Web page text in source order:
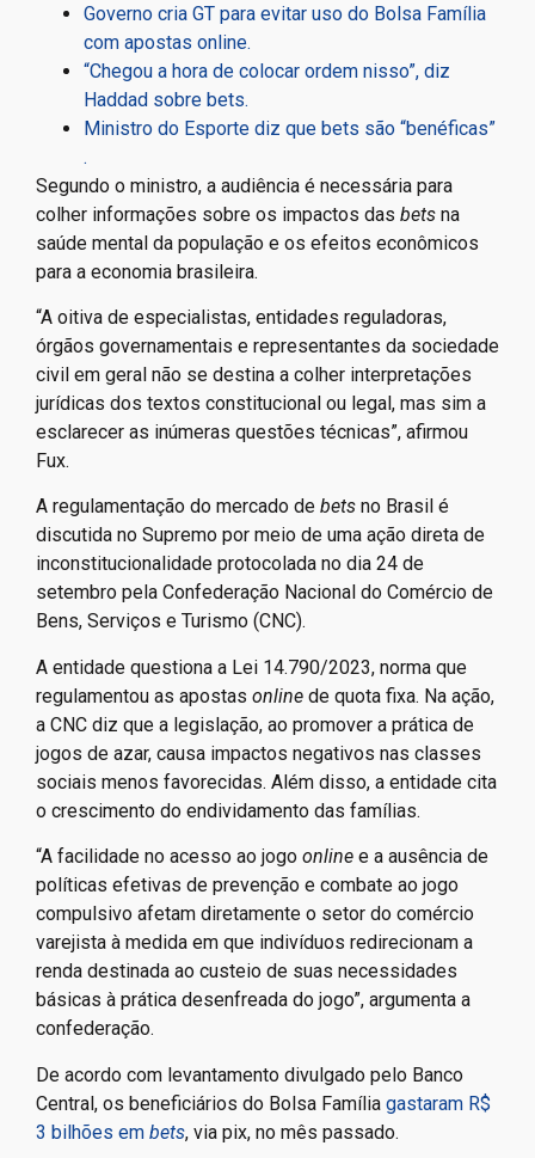
Governo cria GT para evitar uso do Bolsa Família
com apostas online.
“Chegou a hora de colocar ordem nisso”, diz
Haddad sobre bets.
Ministro do Esporte diz que bets são “benéficas”
.
Segundo o ministro, a audiência é necessária para
colher informações sobre os impactos das bets na
saúde mental da população e os efeitos econômicos
para a economia brasileira.
“A oitiva de especialistas, entidades reguladoras,
órgãos governamentais e representantes da sociedade
civil em geral não se destina a colher interpretações
jurídicas dos textos constitucional ou legal, mas sim a
esclarecer as inúmeras questões técnicas”, afirmou
Fux.
A regulamentação do mercado de bets no Brasil é
discutida no Supremo por meio de uma ação direta de
inconstitucionalidade protocolada no dia 24 de
setembro pela Confederação Nacional do Comércio de
Bens, Serviços e Turismo (CNC).
A entidade questiona a Lei 14.790/2023, norma que
regulamentou as apostas online de quota fixa. Na ação,
a CNC diz que a legislação, ao promover a prática de
jogos de azar, causa impactos negativos nas classes
sociais menos favorecidas. Além disso, a entidade cita
o crescimento do endividamento das famílias.
“A facilidade no acesso ao jogo online e a ausência de
políticas efetivas de prevenção e combate ao jogo
compulsivo afetam diretamente o setor do comércio
varejista à medida em que indivíduos redirecionam a
renda destinada ao custeio de suas necessidades
básicas à prática desenfreada do jogo”, argumenta a
confederação.
De acordo com levantamento divulgado pelo Banco
Central, os beneficiários do Bolsa Família gastaram R$
3 bilhões em bets, via pix, no mês passado.